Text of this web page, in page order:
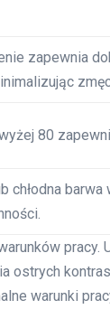
zapewnia
80
chłodna
pracy.
warunki